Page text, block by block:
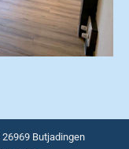
Butjadingen